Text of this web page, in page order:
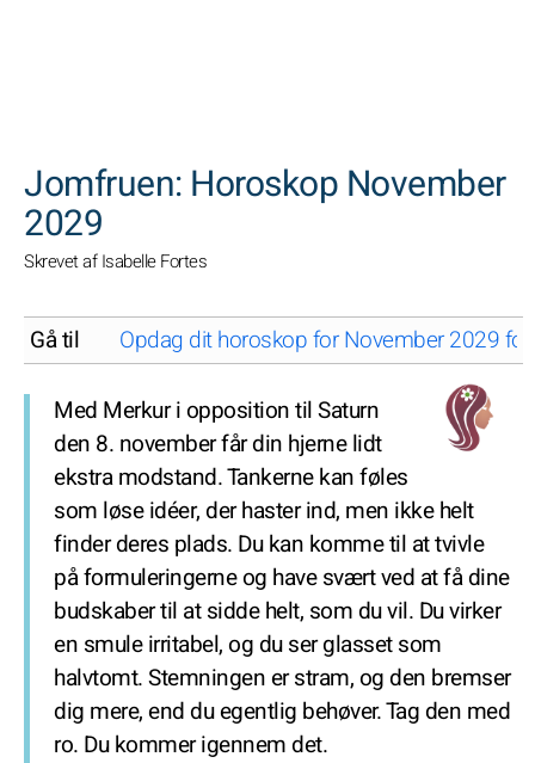
Jomfruen: Horoskop November
2029
Skrevet af Isabelle Fortes
Gå til Opdag dit horoskop for November 2029
Med Merkur i opposition til Saturn
den 8. november får din hjerne lidt
ekstra modstand. Tankerne kan føles
som løse idéer, der haster ind, men ikke helt
finder deres plads. Du kan komme til at tvivle
på formuleringerne og have svært ved at få dine
budskaber til at sidde helt, som du vil. Du virker
en smule irritabel, og du ser glasset som
halvtomt. Stemningen er stram, og den bremser
dig mere, end du egentlig behøver. Tag den med
ro. Du kommer igennem det.